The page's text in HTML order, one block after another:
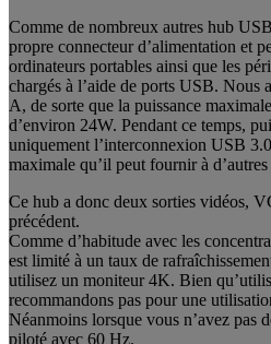
Comme de nombreux autres hub
propre connecteur d’alimentation et
ordinateurs portables ainsi que les
chargés à l’aide de ports USB. Nous
A, de sorte que la puissance
d’environ 24W. Pendant ce temps,
uniquement l’interconnexion USB
maximale qu’il peut fournir à
Ce hub a donc deux sorties vidéos,
précédent.
Comme d’habitude avec les
est limité à un taux de
utilisez un moniteur 4K. Bien
recommandons pas pour une
Néanmoins lorsque vous n’avez pas
piloté avec 60 Hz.